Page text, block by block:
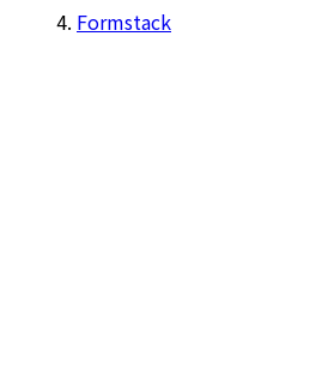
Formstack